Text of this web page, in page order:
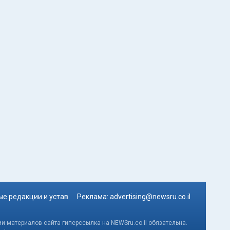
редакции и устав Реклама: advertising@newsru.co.il
сайта гиперссылка на NEWSru.co.il обязательна.